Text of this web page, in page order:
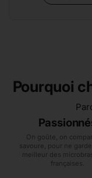
Pourquoi
On goûte, on
savoure, pour ne
meilleur des
françaises.